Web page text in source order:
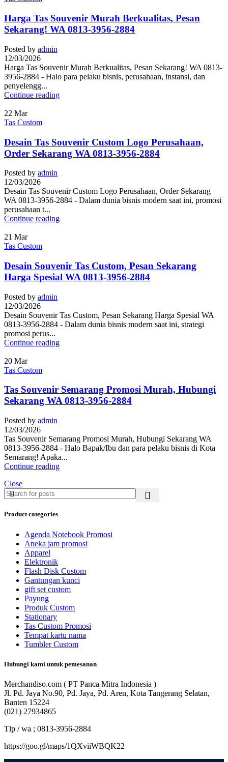
Harga Tas Souvenir Murah Berkualitas, Pesan
Sekarang! WA 0813-3956-2884
Posted by admin
12/03/2026
Harga Tas Souvenir Murah Berkualitas, Pesan Sekarang! WA 0813-
3956-2884 - Halo para pelaku bisnis, perusahaan, instansi, dan
penyelengg...
Continue reading
22 Mar
Tas Custom
Desain Tas Souvenir Custom Logo Perusahaan,
Order Sekarang WA 0813-3956-2884
Posted by admin
12/03/2026
Desain Tas Souvenir Custom Logo Perusahaan, Order Sekarang
WA 0813-3956-2884 - Dalam dunia bisnis modern saat ini, promosi
perusahaan t...
Continue reading
21 Mar
Tas Custom
Desain Souvenir Tas Custom, Pesan Sekarang
Harga Spesial WA 0813-3956-2884
Posted by admin
12/03/2026
Desain Souvenir Tas Custom, Pesan Sekarang Harga Spesial WA
0813-3956-2884 - Dalam dunia bisnis modern saat ini, strategi
promosi perus...
Continue reading
20 Mar
Tas Custom
Tas Souvenir Semarang Promosi Murah, Hubungi
Sekarang WA 0813-3956-2884
Posted by admin
12/03/2026
Tas Souvenir Semarang Promosi Murah, Hubungi Sekarang WA
0813-3956-2884 - Halo Bapak/Ibu dan para pelaku bisnis di Kota
Semarang! Apaka...
Continue reading
Close
Product categories
Agenda Notebook Promosi
Aneka jam promosi
Apparel
Elektronik
Flash Disk Custom
Gantungan kunci
gift set custom
Payung
Produk Custom
Stationary
Tas Custom Promosi
Tempat kartu nama
Tumbler Custom
Hubungi kami untuk pemesanan
Merchandiso.com ( PT Panca Mitra Indonesia )
Jl. Pd. Jaya No.90, Pd. Jaya, Pd. Aren, Kota Tangerang Selatan,
Banten 15224
(021) 27934865
Tlp / wa ; 0813-3956-2884
https://goo.gl/maps/1QXviiWBQK22